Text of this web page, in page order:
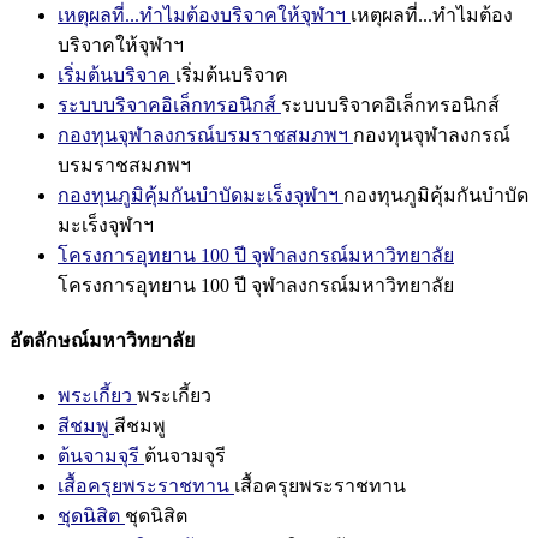
เหตุผลที่...ทำไมต้องบริจาคให้จุฬาฯ เหตุผลที่...ทำไมต้อง
บริจาคให้จุฬาฯ
เริ่มต้นบริจาค เริ่มต้นบริจาค
ระบบบริจาคอิเล็กทรอนิกส์ ระบบบริจาคอิเล็กทรอนิกส์
กองทุนจุฬาลงกรณ์บรมราชสมภพฯ กองทุนจุฬาลงกรณ์
บรมราชสมภพฯ
กองทุนภูมิคุ้มกันบำบัดมะเร็งจุฬาฯ กองทุนภูมิคุ้มกันบำบัด
มะเร็งจุฬาฯ
โครงการอุทยาน 100 ปี จุฬาลงกรณ์มหาวิทยาลัย
โครงการอุทยาน 100 ปี จุฬาลงกรณ์มหาวิทยาลัย
อัตลักษณ์มหาวิทยาลัย
พระเกี้ยว พระเกี้ยว
สีชมพู สีชมพู
ต้นจามจุรี ต้นจามจุรี
เสื้อครุยพระราชทาน เสื้อครุยพระราชทาน
ชุดนิสิต ชุดนิสิต